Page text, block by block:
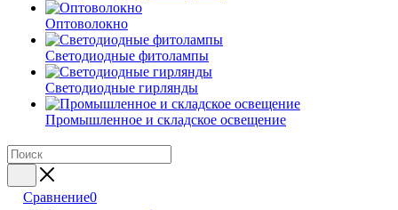
Оптоволокно
Светодиодные фитолампы
Светодиодные гирлянды
Промышленное и складское освещение
Сравнение0